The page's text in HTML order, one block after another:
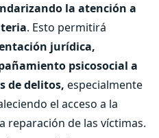
la atención a
. Esto permitirá
jurídica,
psicosocial a
de delitos, especialmente
el acceso a la
reparación de las víctimas.